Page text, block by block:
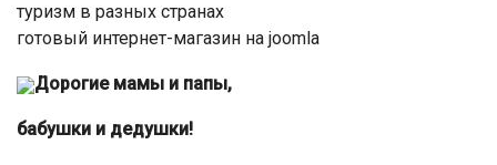
туризм в разных странах
готовый интернет-магазин на joomla
Дорогие мамы и папы,
бабушки и дедушки!